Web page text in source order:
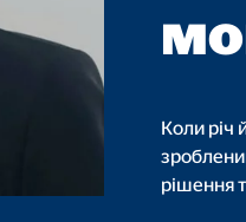
Коли річ
рішення
Association
налаштування